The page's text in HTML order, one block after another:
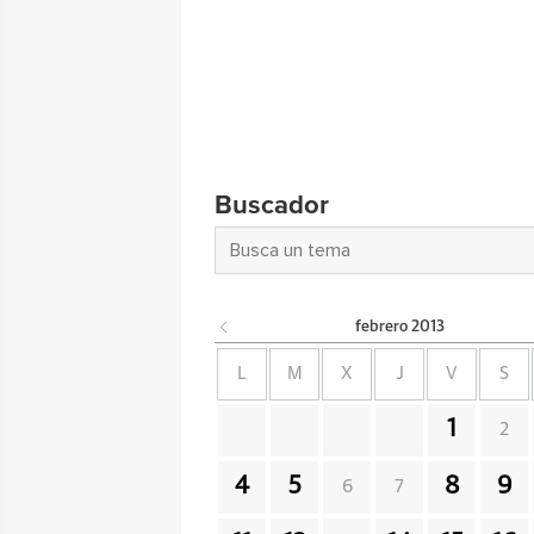
Buscador
febrero 2013
L M X J V S
1 2
4 5 6 7 8 9